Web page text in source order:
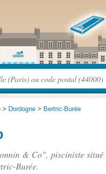
> Dordogne > Bertric-Burée
& Co", pisciniste situé
Burée.